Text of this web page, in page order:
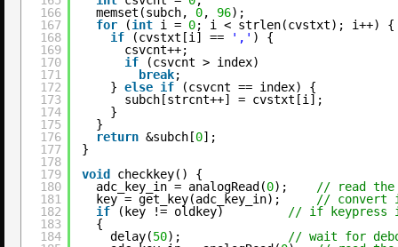
166
167
168
169
170
171
172
173
174
175
176
177
178
179
180
181
182
183
184
memset(subch, 0, 96);
for
(int i = 0; i < strlen(cvstxt); i++) {
if
(cvstxt[i] == ',' ) {
csvcnt++;
if
(csvcnt > index)
break;
} else if
(csvcnt == index) {
subch[strcnt++] = cvstxt[i];
}
}
return &subch[0];
}
void
checkkey() {
adc_key_in = analogRead(0);
// read the
key = get_key(adc_key_in);
// convert
if
(key != oldkey)
// if keypress
{
delay(50);
// wait for